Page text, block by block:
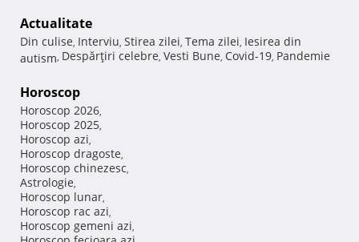
Actualitate
Din culise, Interviu, Stirea zilei, Tema zilei, Iesirea din
autism, Despărţiri celebre, Vesti Bune, Covid-19, Pandemie
Horoscop
Horoscop 2026,
Horoscop 2025,
Horoscop azi,
Horoscop dragoste,
Horoscop chinezesc,
Astrologie,
Horoscop lunar,
Horoscop rac azi,
Horoscop gemeni azi,